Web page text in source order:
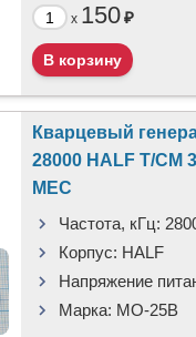
x 150₽
Кварцевый
28000 HALF T/CM
MEC
Частота, кГц:
Корпус: HALF
Напряжение
Марка: MO-25B